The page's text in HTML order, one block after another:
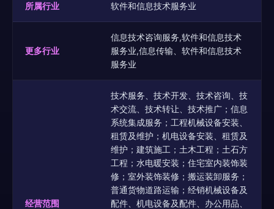
所属行业 软件和信息技术服务业
更多行业
信息技术咨询服务,软件和信息技术
服务业,信息传输、软件和信息技术
服务业
经营范围
技术服务、技术开发、技术咨询、技
术交流、技术转让、技术推广；信息
系统集成服务；工程机械设备安装、
租赁及维护；机电设备安装、租赁及
维护；建筑施工；土木工程；土石方
工程；水电暖安装；住宅室内装饰装
修；室外装饰装修；搬运装卸服务；
普通货物道路运输；经销机械设备及
配件、机电设备及配件、办公用品、